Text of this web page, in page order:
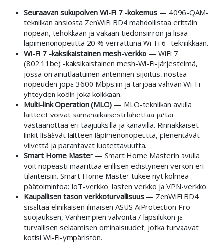
Seuraavan sukupolven Wi-Fi 7 -kokemus— 4096-QAM-
tekniikan ansiosta ZenWiFi BD4 mahdollistaa erittäin
nopean, tehokkaan ja vakaan tiedonsiirron ja lisää
läpimenonopeutta 20 % verrattuna Wi-Fi 6 -tekniikkaan.
Wi-Fi 7 -kaksikaistainen mesh-verkko— WiFi 7
(802.11be) -kaksikaistainen mesh-Wi-Fi-järjestelmä,
jossa on ainutlaatuinen antennien sijoitus, nostaa
nopeuden jopa 3600 Mbps:iin ja tarjoaa vahvan Wi-Fi-
yhteyden kodin joka kolkkaan.
Multi-link Operation (MLO)— MLO-tekniikan avulla
laitteet voivat samanaikaisesti lähettää ja/tai
vastaanottaa eri taajuuksilla ja kanavilla. Rinnakkaiset
linkit lisäävät laitteen läpimenonopeutta, pienentävät
viivettä ja parantavat luotettavuutta.
Smart Home Master— Smart Home Masterin avulla
voit nopeasti määrittää erillisen edistyneen verkon eri
tilanteisiin. Smart Home Master tukee nyt kolmea
päätoimintoa: IoT-verkko, lasten verkko ja VPN-verkko.
Kaupallisen tason verkkoturvallisuus— ZenWiFi BD4
sisältää elinikäisen ilmaisen ASUS AiProtection Pro -
suojauksen, Vanhempien valvonta / lapsilukon ja
turvallisen selaamisen ominaisuudet, jotka turvaavat
kotisi Wi-Fi-ympäristön.